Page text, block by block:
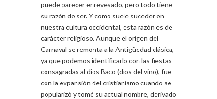
puede parecer enrevesado, pero todo tiene
su razón de ser. Y como suele suceder en
nuestra cultura occidental, esta razón es de
carácter religioso. Aunque el origen del
Carnaval se remonta a la Antigüedad clásica,
ya que podemos identificarlo con las fiestas
consagradas al dios Baco (dios del vino), fue
con la expansión del cristianismo cuando se
popularizó y tomó su actual nombre, derivado